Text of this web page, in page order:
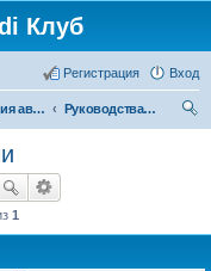
Клуб
Вход
Регистрация
Эксплуатация автомобиля
Руководства по эксплуатации
1